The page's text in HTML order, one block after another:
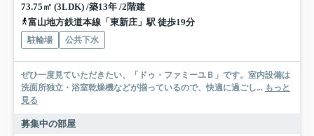
73.75㎡ (3LDK) /築13年 /2階建
富山地方鉄道本線「東新庄」駅 徒歩19分
駐輪場 公共下水
ぜひ一度見ていただきたい、「ドゥ・ファミーユＢ」です。室内設備は
洗面所独立・浴室乾燥機などが揃っているので、快適に過ごし... もっと
見る
募集中の部屋